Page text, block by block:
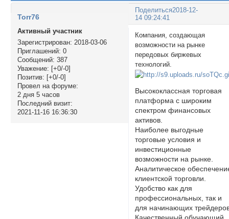
Поделиться2018-12-
14 09:24:41
Torr76
Активный участник
Зарегистрирован: 2018-03-06
Приглашений: 0
Сообщений: 387
Уважение: [+0/-0]
Позитив: [+0/-0]
Провел на форуме:
2 дня 5 часов
Последний визит:
2021-11-16 16:36:30
Компания, создающая
возможности на рынке
передовых биржевых
технологий.
Высококлассная торговая
платформа с широким
спектром финансовых
активов.
Наиболее выгодные
торговые условия и
инвестиционные
возможности на рынке.
Аналитическое
клиентской торговли.
Удобство как для
профессиональных, так и
для начинающих